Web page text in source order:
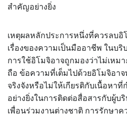
สำคัญอย่างยิ่ง
เหตุผลหลักประการหนึ่งที่ควรลบ
เรื่องของความเป็นมืออาชีพ ในบ
การใช้อิโมจิอาจถูกมองว่าไม่เหม
ถือ ข้อความที่เต็มไปด้วยอิโมจิอา
จริงจังหรือไม่ให้เกียรติกับเนื้อหาที่
อย่างยิ่งในการติดต่อสื่อสารกับผู้บ
เพื่อนร่วมงานต่างชาติ การรักษา